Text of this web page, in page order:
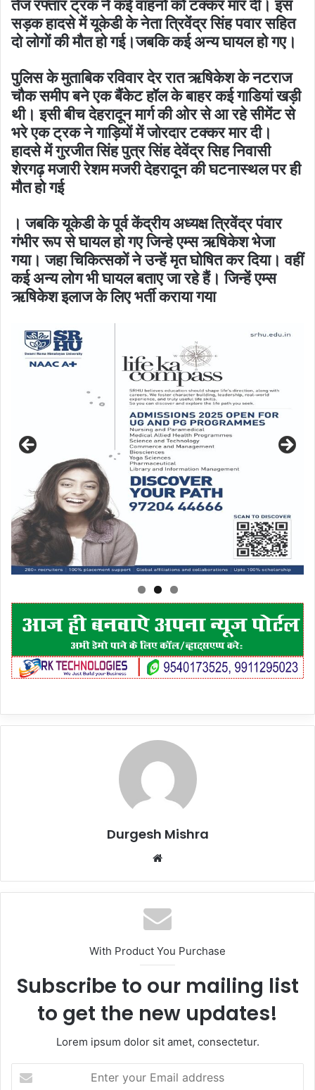
तेज रफ्तार ट्रक ने कई वाहनों को टक्कर मार दी। इस
सड़क हादसे में यूकेडी के नेता त्रिवेंद्र सिंह पवार सहित
दो लोगों की मौत हो गई।जबकि कई अन्य घायल हो गए।
पुलिस के मुताबिक रविवार देर रात ऋषिकेश के नटराज
चौक समीप बने एक बैंकेट हॉल के बाहर कई गाडियां खड़ी
थी। इसी बीच देहरादून मार्ग की ओर से आ रहे सीमेंट से
भरे एक ट्रक ने गाड़ियों में जोरदार टक्कर मार दी।
हादसे में गुरजीत सिंह पुत्र सिंह देवेंद्र सिह निवासी
शेरगढ़ मजारी रेशम मजरी देहरादून की घटनास्थल पर ही
मौत हो गई
। जबकि यूकेडी के पूर्व केंद्रीय अध्यक्ष त्रिवेंद्र पंवार
गंभीर रूप से घायल हो गए जिन्हे एम्स ऋषिकेश भेजा
गया। जहा चिकित्सकों ने उन्हें मृत घोषित कर दिया। वहीं
कई अन्य लोग भी घायल बताए जा रहे हैं। जिन्हें एम्स
ऋषिकेश इलाज के लिए भर्ती कराया गया
Durgesh Mishra
Website
With Product You Purchase
Subscribe to our mailing list
to get the new updates!
Lorem ipsum dolor sit amet, consectetur.
Enter
your